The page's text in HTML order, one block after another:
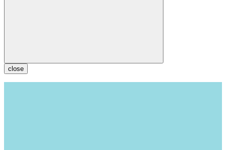
close